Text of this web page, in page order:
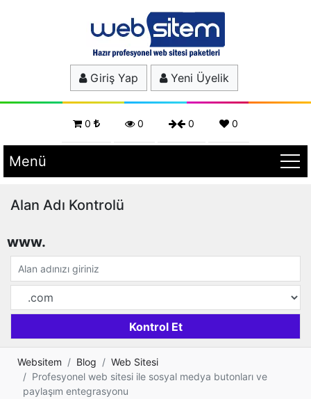
Giriş Yap Yeni Üyelik
0 0 0 0
Menü
Alan Adı Kontrolü
www.
Websitem Blog
Web Sitesi
Profesyonel web sitesi ile sosyal medya butonları ve
paylaşım entegrasyonu